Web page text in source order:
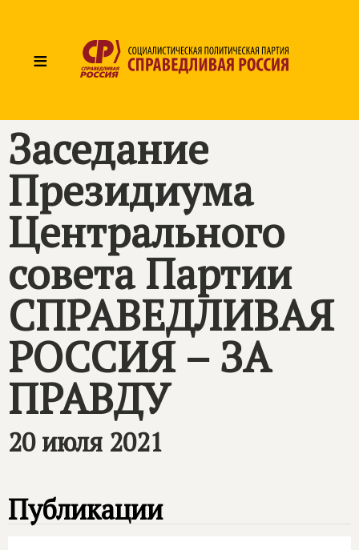
≡
Заседание
Президиума
Центрального
совета Партии
СПРАВЕДЛИВАЯ
РОССИЯ – ЗА
ПРАВДУ
20 июля 2021
Публикации